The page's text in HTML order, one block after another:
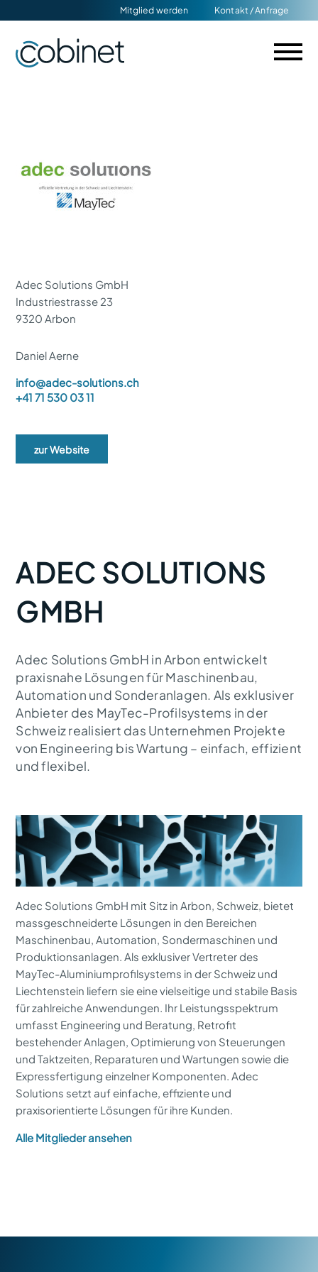
überspringen
Mitglied werden Kontakt / Anfrage
Adec Solutions GmbH
Industriestrasse 23
9320 Arbon
Daniel Aerne
info@adec-solutions.ch
+41 71 530 03 11
zur Website
ADEC SOLUTIONS
GMBH
Adec Solutions GmbH in Arbon entwickelt
praxisnahe Lösungen für Maschinenbau,
Automation und Sonderanlagen. Als exklusiver
Anbieter des MayTec-Profilsystems in der
Schweiz realisiert das Unternehmen Projekte
von Engineering bis Wartung – einfach, effizient
und flexibel.
Adec Solutions GmbH mit Sitz in Arbon, Schweiz, bietet
massgeschneiderte Lösungen in den Bereichen
Maschinenbau, Automation, Sondermaschinen und
Produktionsanlagen. Als exklusiver Vertreter des
MayTec-Aluminiumprofilsystems in der Schweiz und
Liechtenstein liefern sie eine vielseitige und stabile Basis
für zahlreiche Anwendungen. Ihr Leistungsspektrum
umfasst Engineering und Beratung, Retrofit
bestehender Anlagen, Optimierung von Steuerungen
und Taktzeiten, Reparaturen und Wartungen sowie die
Expressfertigung einzelner Komponenten. Adec
Solutions setzt auf einfache, effiziente und
praxisorientierte Lösungen für ihre Kunden.
Alle Mitglieder ansehen